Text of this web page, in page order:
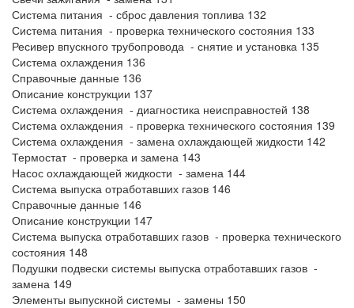
Система питания - сброс давления топлива 132
Система питания - проверка технического состояния 133
Ресивер впускного трубопровода - снятие и установка 135
Система охлаждения 136
Справочные данные 136
Описание конструкции 137
Система охлаждения - диагностика неисправностей 138
Система охлаждения - проверка технического состояния 139
Система охлаждения - замена охлаждающей жидкости 142
Термостат - проверка и замена 143
Насос охлаждающей жидкости - замена 144
Система выпуска отработавших газов 146
Справочные данные 146
Описание конструкции 147
Система выпуска отработавших газов - проверка технического
состояния 148
Подушки подвески системы выпуска отработавших газов -
замена 149
Элементы выпускной системы - замены 150